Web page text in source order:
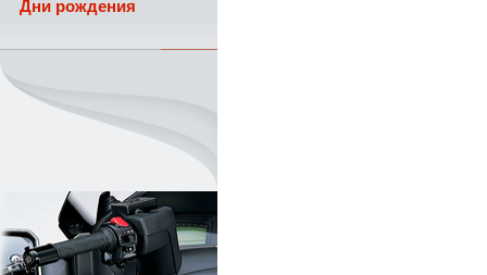
Дни рождения